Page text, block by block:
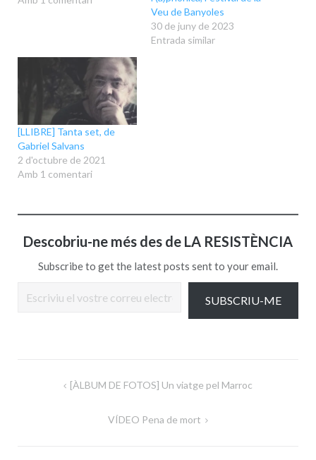
hauràs de descobrir tot…
Veu de Banyoles
30 de juny de 2023
Entrada similar
[LLIBRE] Tanta set, de
Gabriel Salvans
2 d'octubre de 2021
Amb 1 comentari
Descobriu-ne més des de LA RESISTÈNCIA
Subscribe to get the latest posts sent to your email.
SUBSCRIU-ME
Navegació[ÀLBUM DE FOTOS] Un viatge pel Marroc
VÍDEO Pena de mort